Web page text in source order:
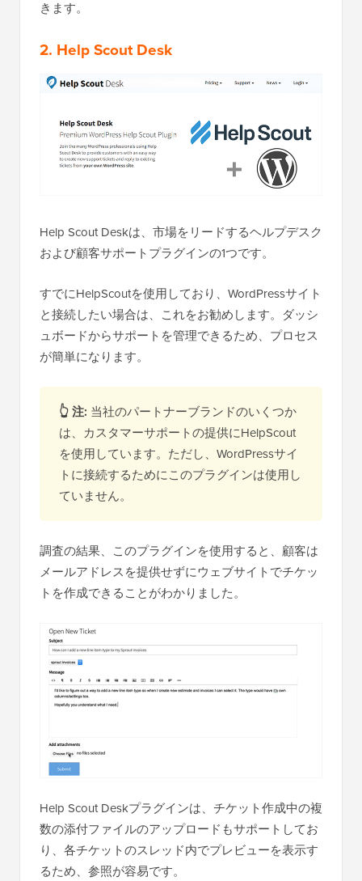
きます。
2. Help Scout Desk
Help Scout Deskは、市場をリードするヘルプデスク
および顧客サポートプラグインの1つです。
すでにHelpScoutを使用しており、WordPressサイト
と接続したい場合は、これをお勧めします。ダッシ
ュボードからサポートを管理できるため、プロセス
が簡単になります。
👆 注: 当社のパートナーブランドのいくつか
は、カスタマーサポートの提供にHelpScout
を使用しています。ただし、WordPressサイ
トに接続するためにこのプラグインは使用し
ていません。
調査の結果、このプラグインを使用すると、顧客は
メールアドレスを提供せずにウェブサイトでチケッ
トを作成できることがわかりました。
Help Scout Deskプラグインは、チケット作成中の複
数の添付ファイルのアップロードもサポートしてお
り、各チケットのスレッド内でプレビューを表示す
るため、参照が容易です。